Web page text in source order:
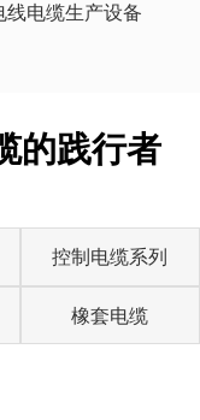
线电缆生产设备
的践行者
控制电缆系列
橡套电缆